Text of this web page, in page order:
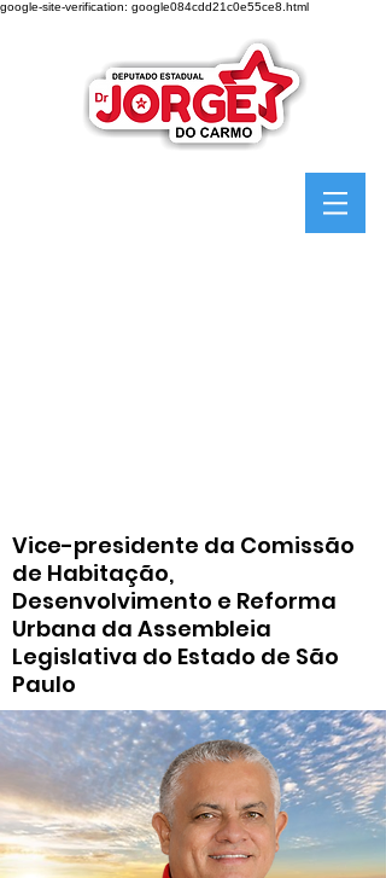
google-site-verification: google084cdd21c0e55ce8.html
Vice-presidente da Comissão
de Habitação,
Desenvolvimento e Reforma
Urbana da Assembleia
Legislativa do Estado de São
Paulo